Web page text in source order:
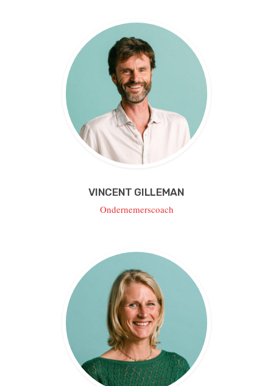
VINCENT GILLEMAN
Ondernemerscoach